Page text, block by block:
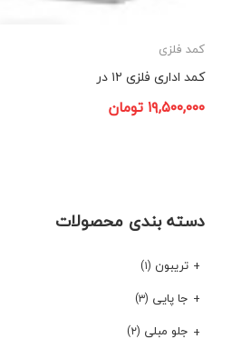
کمد فلزی
کمد اداری فلزی ۱۲ در
۱۹,۵۰۰,۰۰۰تومان
دسته بندی محصولات
تریبون (۱)
جا پایی (۳)
جلو مبلی (۲)